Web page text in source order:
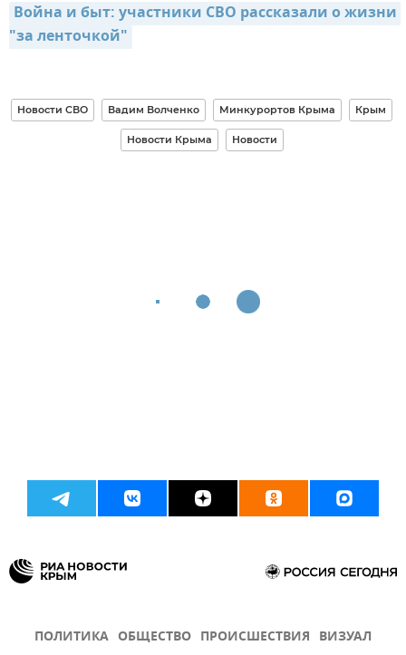
Война и быт: участники СВО рассказали о жизни
"за ленточкой"
Новости СВО Вадим Волченко Минкурортов Крыма Крым
Новости Крыма Новости
ПОЛИТИКА ОБЩЕСТВО ПРОИСШЕСТВИЯ ВИЗУАЛ